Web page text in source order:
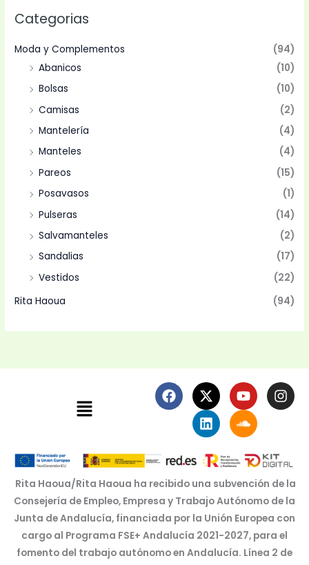
Categorias
Moda y Complementos
(94)
Abanicos
(10)
Bolsas
(10)
Camisas
(2)
Mantelería
(4)
Manteles
(4)
Pareos
(15)
Posavasos
(1)
Pulseras
(14)
Salvamanteles
(2)
Sandalias
(17)
Vestidos
(22)
Rita Haoua
(94)
Menú
F
a
c
o
o
k
X
-
t
w
i
t
t
e
r
Y
o
u
t
u
b
e
I
n
s
g
r
a
m
L
i
n
k
e
d
i
n
S
o
u
n
d
c
o
u
d
Rita Haoua/Rita Haoua ha recibido una subvención de la
Consejería de Empleo, Empresa y Trabajo Autónomo de la
Junta de Andalucía, financiada por la Unión Europea con
cargo al Programa FSE+ Andalucía 2021-2027, para el
fomento del trabajo autónomo en Andalucía. Línea 2 de